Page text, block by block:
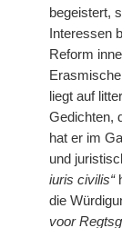
begeistert,
Interessen
Reform
liegt auf
Gedichten,
hat er im
und
iuris civilis“
die
voor